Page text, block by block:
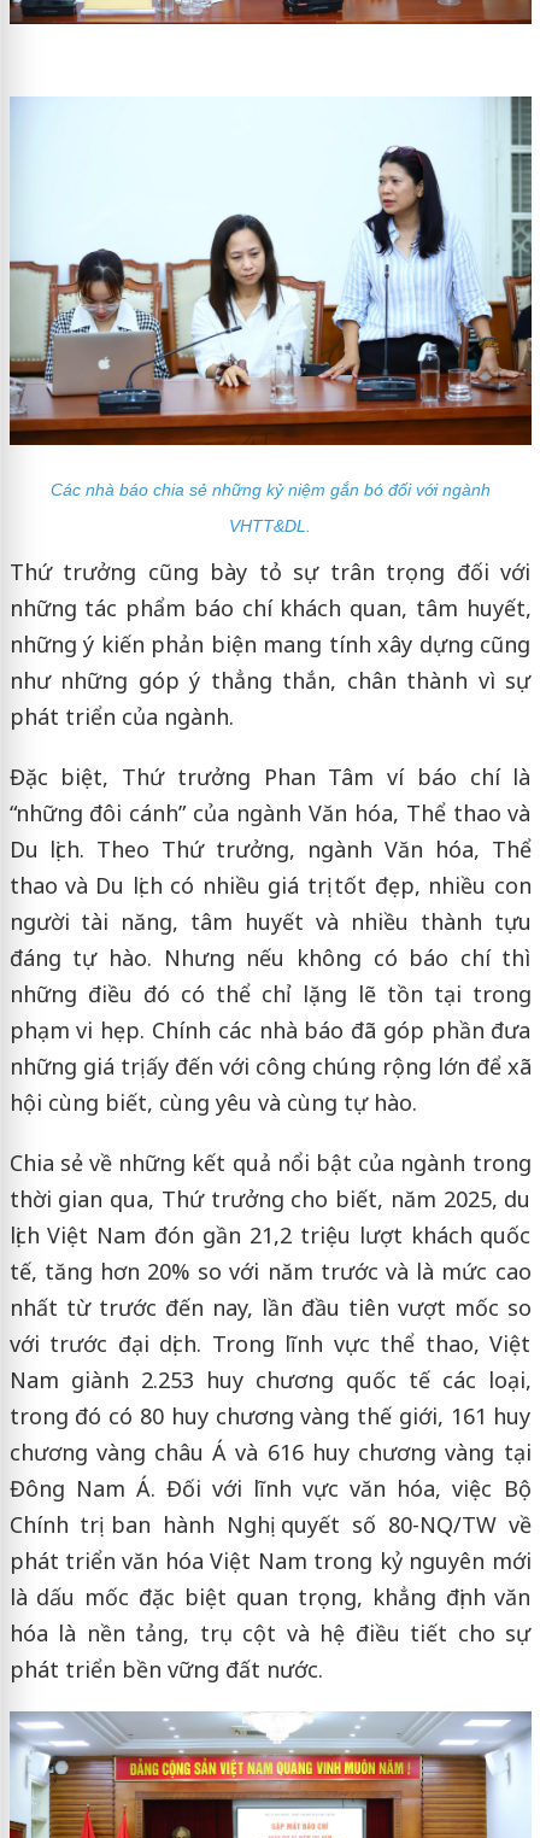
Các nhà báo chia sẻ những kỷ niệm gắn bó đối với ngành
VHTT&DL.
Thứ trưởng cũng bày tỏ sự trân trọng đối với
những tác phẩm báo chí khách quan, tâm huyết,
những ý kiến phản biện mang tính xây dựng cũng
như những góp ý thẳng thắn, chân thành vì sự
phát triển của ngành.
Đặc biệt, Thứ trưởng Phan Tâm ví báo chí là
“những đôi cánh” của ngành Văn hóa, Thể thao và
Du lịch. Theo Thứ trưởng, ngành Văn hóa, Thể
thao và Du lịch có nhiều giá trị tốt đẹp, nhiều con
người tài năng, tâm huyết và nhiều thành tựu
đáng tự hào. Nhưng nếu không có báo chí thì
những điều đó có thể chỉ lặng lẽ tồn tại trong
phạm vi hẹp. Chính các nhà báo đã góp phần đưa
những giá trị ấy đến với công chúng rộng lớn để xã
hội cùng biết, cùng yêu và cùng tự hào.
Chia sẻ về những kết quả nổi bật của ngành trong
thời gian qua, Thứ trưởng cho biết, năm 2025, du
lịch Việt Nam đón gần 21,2 triệu lượt khách quốc
tế, tăng hơn 20% so với năm trước và là mức cao
nhất từ trước đến nay, lần đầu tiên vượt mốc so
với trước đại dịch. Trong lĩnh vực thể thao, Việt
Nam giành 2.253 huy chương quốc tế các loại,
trong đó có 80 huy chương vàng thế giới, 161 huy
chương vàng châu Á và 616 huy chương vàng tại
Đông Nam Á. Đối với lĩnh vực văn hóa, việc Bộ
Chính trị ban hành Nghị quyết số 80-NQ/TW về
phát triển văn hóa Việt Nam trong kỷ nguyên mới
là dấu mốc đặc biệt quan trọng, khẳng định văn
hóa là nền tảng, trụ cột và hệ điều tiết cho sự
phát triển bền vững đất nước.